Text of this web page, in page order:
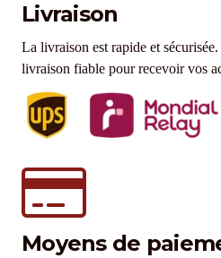
Livraison
La livraison est rapide et
livraison fiable pour recevoir vos
Moyens de